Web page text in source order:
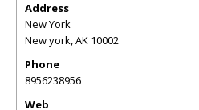
Address
New York
New york,AK 10002
Phone
8956238956
Web